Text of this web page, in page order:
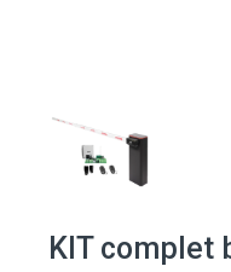
KIT complet